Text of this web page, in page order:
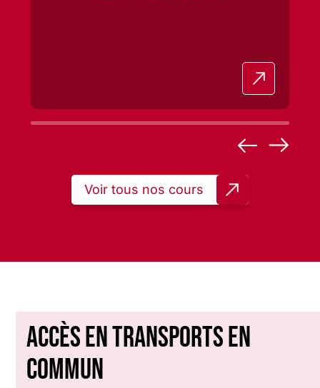
Voir tous nos cours
Accès en transports en
commun